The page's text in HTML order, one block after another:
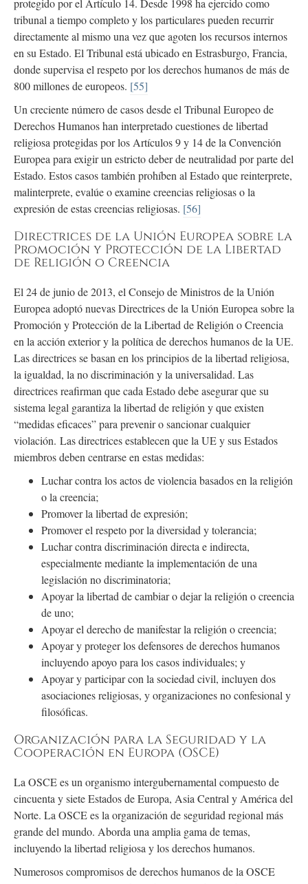
protegido por el Artículo 14. Desde 1998 ha ejercido como
tribunal a tiempo completo y los particulares pueden recurrir
directamente al mismo una vez que agoten los recursos internos
en su Estado. El Tribunal está ubicado en Estrasburgo, Francia,
donde supervisa el respeto por los derechos humanos de más de
800 millones de europeos. [55]
Un creciente número de casos desde el Tribunal Europeo de
Derechos Humanos han interpretado cuestiones de libertad
religiosa protegidas por los Artículos 9 y 14 de la Convención
Europea para exigir un estricto deber de neutralidad por parte del
Estado. Estos casos también prohíben al Estado que reinterprete,
malinterprete, evalúe o examine creencias religiosas o la
expresión de estas creencias religiosas. [56]
Directrices de la Unión Europea sobre la
Promoción y Protección de la Libertad
de Religión o Creencia
El 24 de junio de 2013, el Consejo de Ministros de la Unión
Europea adoptó nuevas Directrices de la Unión Europea sobre la
Promoción y Protección de la Libertad de Religión o Creencia
en la acción exterior y la política de derechos humanos de la UE.
Las directrices se basan en los principios de la libertad religiosa,
la igualdad, la no discriminación y la universalidad. Las
directrices reafirman que cada Estado debe asegurar que su
sistema legal garantiza la libertad de religión y que existen
“medidas eficaces” para prevenir o sancionar cualquier
violación. Las directrices establecen que la UE y sus Estados
miembros deben centrarse en estas medidas:
Luchar contra los actos de violencia basados en la religión
o la creencia;
Promover la libertad de expresión;
Promover el respeto por la diversidad y tolerancia;
Luchar contra discriminación directa e indirecta,
especialmente mediante la implementación de una
legislación no discriminatoria;
Apoyar la libertad de cambiar o dejar la religión o creencia
de uno;
Apoyar el derecho de manifestar la religión o creencia;
Apoyar y proteger los defensores de derechos humanos
incluyendo apoyo para los casos individuales; y
Apoyar y participar con la sociedad civil, incluyen dos
asociaciones religiosas, y organizaciones no confesional y
filosóficas.
Organización para la Seguridad y la
Cooperación en Europa (OSCE)
La OSCE es un organismo intergubernamental compuesto de
cincuenta y siete Estados de Europa, Asia Central y América del
Norte. La OSCE es la organización de seguridad regional más
grande del mundo. Aborda una amplia gama de temas,
incluyendo la libertad religiosa y los derechos humanos.
Numerosos compromisos de derechos humanos de la OSCE